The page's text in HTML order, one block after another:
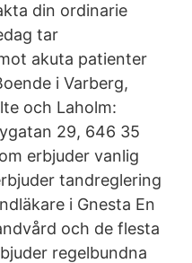
din ordinarie
tar
akuta patienter
i Varberg,
och Laholm:
29, 646 35
erbjuder vanlig
tandreglering
i Gnesta En
och de flesta
regelbundna